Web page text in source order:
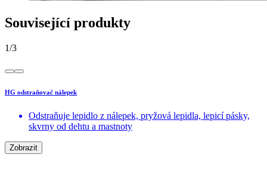
Související produkty
1/3
HG odstraňovač nálepek
Odstraňuje lepidlo z nálepek, pryžová lepidla, lepicí pásky,
skvrny od dehtu a mastnoty
Zobrazit